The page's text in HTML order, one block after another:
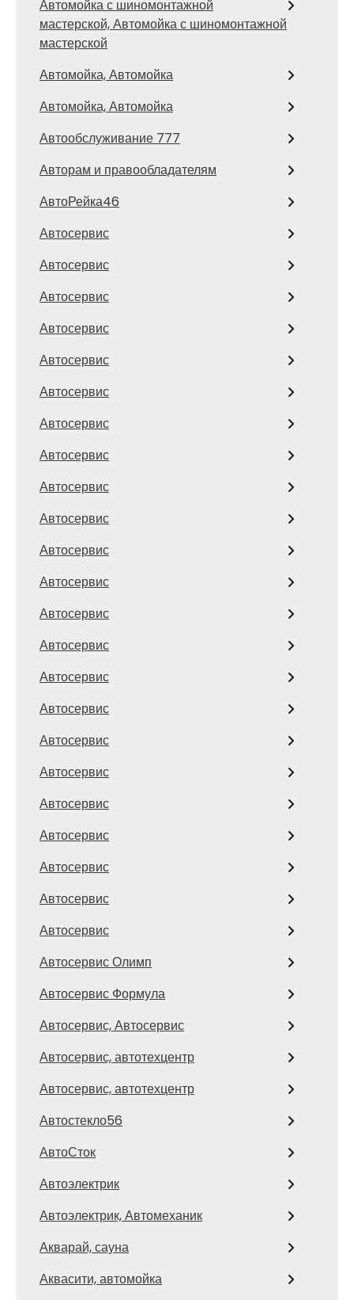
Автомойка с шиномонтажной
мастерской, Автомойка с шиномонтажной
мастерской
Автомойка, Автомойка
Автомойка, Автомойка
Автообслуживание 777
Авторам и правообладателям
АвтоРейка46
Автосервис
Автосервис
Автосервис
Автосервис
Автосервис
Автосервис
Автосервис
Автосервис
Автосервис
Автосервис
Автосервис
Автосервис
Автосервис
Автосервис
Автосервис
Автосервис
Автосервис
Автосервис
Автосервис
Автосервис
Автосервис
Автосервис
Автосервис
Автосервис Олимп
Автосервис Формула
Автосервис, Автосервис
Автосервис, автотехцентр
Автосервис, автотехцентр
Автостекло56
АвтоСток
Автоэлектрик
Автоэлектрик, Автомеханик
Акварай, сауна
Аквасити, автомойка